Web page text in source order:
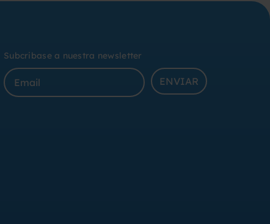
Subcribase a nuestra newsletter
ENVIAR